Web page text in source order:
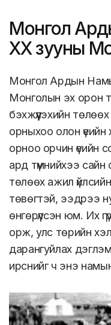
Монгол
ХХ зууны
Монгол Ардын
Монголын эх орон
бэхжүүлэхийн
орныхоо олон
орноо орчин үеийн
ард түмнийхээ
төлөөх ажил үйлсийн
төвөгтэй, ээдрээ
өнгөрүүлсэн юм. Их
орж, улс төрийн
дарангуйлах
ирснийг ч энэ